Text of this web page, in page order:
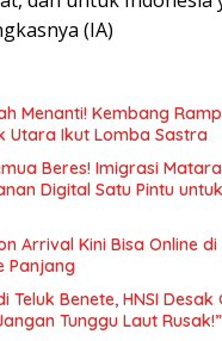
(IA)
Menanti! Kembang
Utara Ikut Lomba Sastra
Beres! Imigrasi
Digital Satu Pintu
Arrival Kini Bisa Online
Panjang
Benete, HNSI Desak
Tunggu Laut Rusak!”